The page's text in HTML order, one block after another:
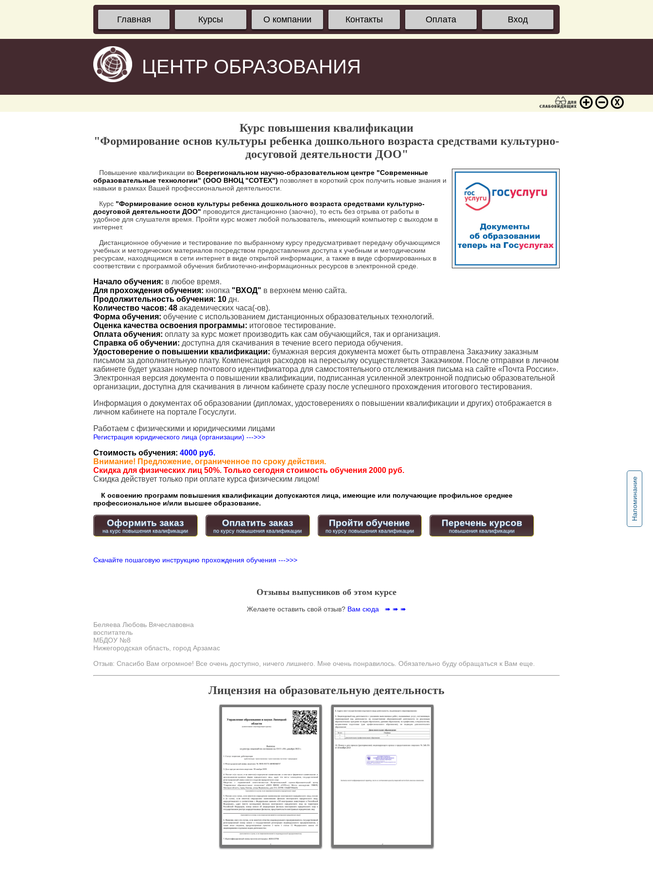
Главная Курсы О компании Контакты Оплата Вход
ЦЕНТР ОБРАЗОВАНИЯ
Напоминание
Курс повышения квалификации
"Формирование основ культуры ребенка дошкольного возраста средствами культурно-
досуговой деятельности ДОО"
Повышение квалификации во Всерегиональном научно-образовательном центре "Современные
образовательные технологии" (ООО ВНОЦ "СОТЕХ") позволяет в короткий срок получить новые знания и
навыки в рамках Вашей профессиональной деятельности.
Курс "Формирование основ культуры ребенка дошкольного возраста средствами культурно-
досуговой деятельности ДОО" проводится дистанционно (заочно), то есть без отрыва от работы в
удобное для слушателя время. Пройти курс может любой пользователь, имеющий компьютер с выходом в
интернет.
Дистанционное обучение и тестирование по выбранному курсу предусматривает передачу обучающимся
учебных и методических материалов посредством предоставления доступа к учебным и методическим
ресурсам, находящимся в сети интернет в виде открытой информации, а также в виде сформированных в
соответствии с программой обучения библиотечно-информационных ресурсов в электронной среде.
Начало обучения: в любое время.
Для прохождения обучения: кнопка "ВХОД" в верхнем меню сайта.
Продолжительность обучения: 10 дн.
Количество часов: 48 академических часа(-ов).
Форма обучения: обучение с использованием дистанционных образовательных технологий.
Оценка качества освоения программы: итоговое тестирование.
Оплата обучения: оплату за курс может производить как сам обучающийся, так и организация.
Справка об обучении: доступна для скачивания в течение всего периода обучения.
Удостоверение о повышении квалификации: бумажная версия документа может быть отправлена Заказчику заказным
письмом за дополнительную плату. Компенсация расходов на пересылку осуществляется Заказчиком. После отправки в личном
кабинете будет указан номер почтового идентификатора для самостоятельного отслеживания письма на сайте «Почта России».
Электронная версия документа о повышении квалификации, подписанная усиленной электронной подписью образовательной
организации, доступна для скачивания в личном кабинете сразу после успешного прохождения итогового тестирования.
Информация о документах об образовании (дипломах, удостоверениях о повышении квалификации и других) отображается в
личном кабинете на портале Госуслуги.
Работаем с физическими и юридическими лицами
Регистрация юридического лица (организации) --->>>
Стоимость обучения: 4000 руб.
Внимание! Предложение, ограниченное по сроку действия.
Скидка для физических лиц 50%. Только сегодня стоимость обучения 2000 руб.
Cкидка действует только при оплате курса физическим лицом!
К освоению программ повышения квалификации допускаются лица, имеющие или получающие профильное среднее
профессиональное и/или высшее образование.
Оформить заказ Оплатить заказ Пройти обучение
по курсу повышения квалификации
Перечень курсов
Скачайте пошаговую инструкцию прохождения обучения --->>>
Отзывы выпусников об этом курсе
Желаете оставить свой отзыв? Вам сюда ➠ ➠ ➠
Беляева Любовь Вячеславовна
воспитатель
МБДОУ №8
Нижегородская область, город Арзамас
Отзыв: Спасибо Вам огромное! Все очень доступно, ничего лишнего. Мне очень понравилось. Обязательно буду обращаться к Вам еще.
Лицензия на образовательную деятельность